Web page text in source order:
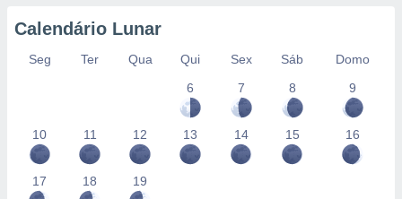
Calendário Lunar
Seg Ter Qua Qui Sex Sáb
Domo
6
7 8 9
10 11 12 13 14 15 16
17 18 19